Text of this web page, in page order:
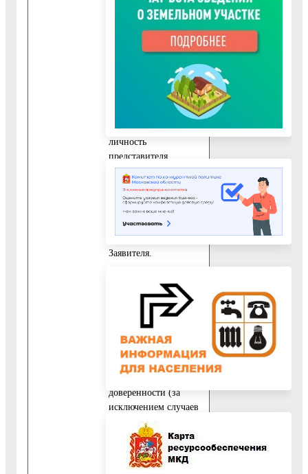
следующие
обязательные
документы:
10.3.2. Документ,
удостоверяющий
личность
представителя
Заявителя.
10.3.3. Документ,
подтверждающий
полномочия
представителя
Заявителя.
Заявителем является
физическое лицо,
представитель
Заявителя действует
на основании
нотариально
заверенной
доверенности (за
исключением случаев
обращения за
предоставлением
Государственной
услуги законного